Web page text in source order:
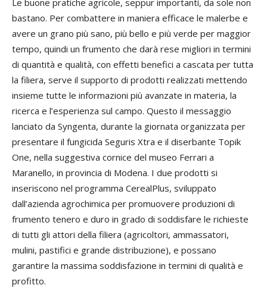
Le buone pratiche agricole, seppur importanti, da sole non
bastano. Per combattere in maniera efficace le malerbe e
avere un grano più sano, più bello e più verde per maggior
tempo, quindi un frumento che darà rese migliori in termini
di quantità e qualità, con effetti benefici a cascata per tutta
la filiera, serve il supporto di prodotti realizzati mettendo
insieme tutte le informazioni più avanzate in materia, la
ricerca e l’esperienza sul campo. Questo il messaggio
lanciato da Syngenta, durante la giornata organizzata per
presentare il fungicida Seguris Xtra e il diserbante Topik
One, nella suggestiva cornice del museo Ferrari a
Maranello, in provincia di Modena. I due prodotti si
inseriscono nel programma CerealPlus, sviluppato
dall’azienda agrochimica per promuovere produzioni di
frumento tenero e duro in grado di soddisfare le richieste
di tutti gli attori della filiera (agricoltori, ammassatori,
mulini, pastifici e grande distribuzione), e possano
garantire la massima soddisfazione in termini di qualità e
profitto.